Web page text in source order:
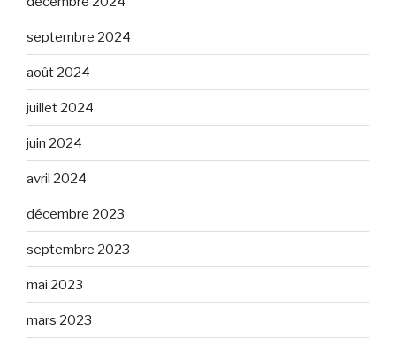
septembre 2024
août 2024
juillet 2024
juin 2024
avril 2024
décembre 2023
septembre 2023
mai 2023
mars 2023